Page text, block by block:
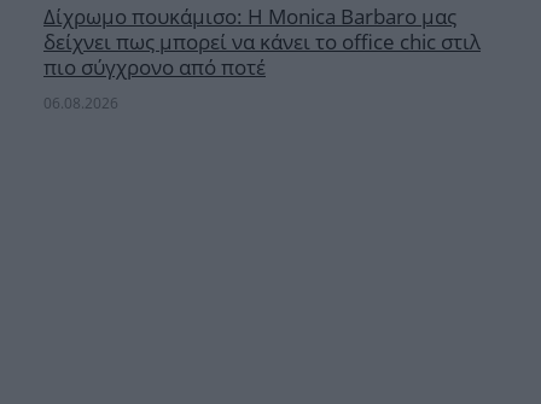
Δίχρωμο πουκάμισο: Η Monica Barbaro μας
δείχνει πως μπορεί να κάνει το office chic στιλ
πιο σύγχρονο από ποτέ
06.08.2026